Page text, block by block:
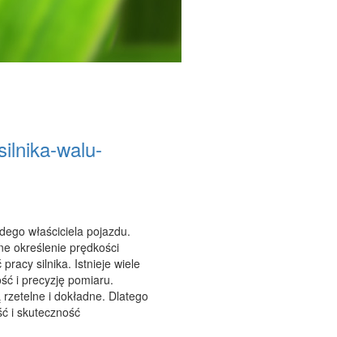
walu-
właściciela pojazdu.
określenie prędkości
silnika. Istnieje wiele
i precyzję pomiaru.
i dokładne. Dlatego
i skuteczność